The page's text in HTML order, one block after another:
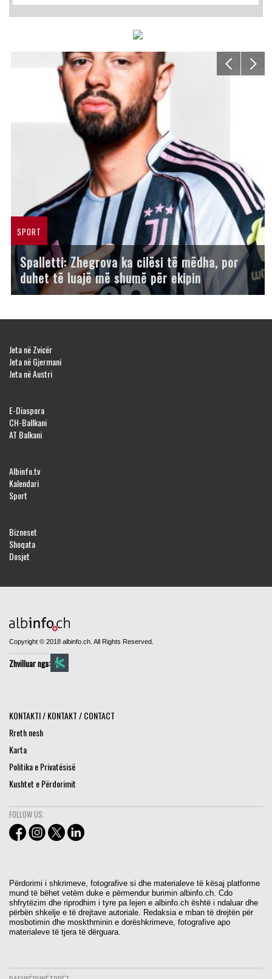
SPORT
Spalletti: Zhegrova ka cilësi të mëdha, por
duhet të luajë më shumë për ekipin
Jeta në Zvicër
Jeta në Gjermani
Jeta në Austri
E-Diaspora
CH-Ballkani
AT Balkani
Albinfo.tv
Kalendari
Sport
Bizneset
Shoqata
Dosjet
Copyright © 2018 albinfo.ch. All Rights Reserved.
Zhvilluar nga:
KONTAKTI / KONTAKT / CONTACT
Rreth nesh
Karta
Politika e Privatësisë
Kushtet e Përdorimit
FOLLOW US:
Përdorimi i shkrimeve, fotografive si dhe materialeve të kësaj platforme
mund të bëhet vetëm duke e përmendur burimin albinfo.ch. Cdo
shfrytëzim dhe riprodhim i tyre pa lejen e albinfo.ch është i ndaluar dhe
përbën shkelje e të drejtave autoriale. Redaksia e mban të drejtën për
mosbotimin dhe moskthminin e dorëshkrimeve, fotografive apo
materialeve të tjera të dërguara.